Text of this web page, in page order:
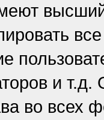
и
во всех